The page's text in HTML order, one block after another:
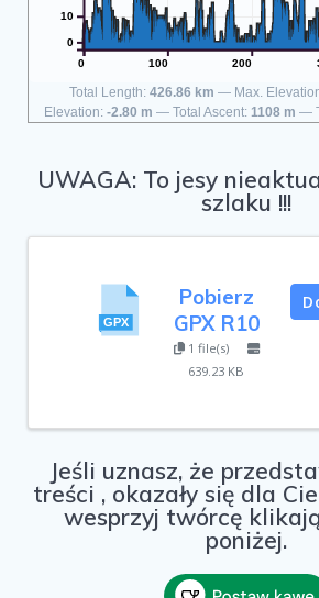
0 100 200
0
10
Total Length: 426.86 km Max.
Elevation: -2.80 m Total Ascent: 1108 m
UWAGA: To jesy
szlaku !!!
Pobierz
GPX R10
1 file(s)
639.23 KB
Jeśli uznasz, że
treści , okazały się dla
wesprzyj twórcę
poniżej.